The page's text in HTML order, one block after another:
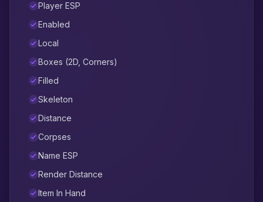
Player ESP
Enabled
Local
Boxes (2D, Corners)
Filled
Skeleton
Distance
Corpses
Name ESP
Render Distance
Item In Hand